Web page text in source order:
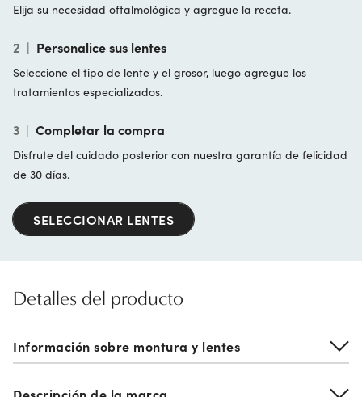
Elija su necesidad oftalmológica y agregue la receta.
2 | Personalice sus lentes
Seleccione el tipo de lente y el grosor, luego agregue los
tratamientos especializados.
3 | Completar la compra
Disfrute del cuidado posterior con nuestra garantía de felicidad
de 30 días.
SELECCIONAR LENTES
Detalles del producto
Información sobre montura y lentes
Descripción de la marca